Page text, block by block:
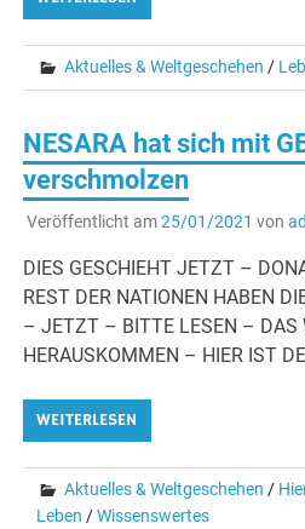
Aktuelles & Weltgeschehen /
NESARA hat sich mit
verschmolzen
Veröffentlicht am25/01/2021 von
DIES GESCHIEHT JETZT –
REST DER NATIONEN HABEN
– JETZT – BITTE LESEN – DAS
HERAUSKOMMEN – HIER IST
WEITERLESEN
Aktuelles & Weltgeschehen /
Leben /Wissenswertes